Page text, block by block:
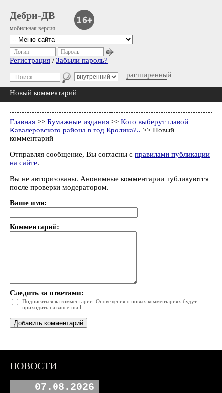
Дебри-ДВ
мобильная версия
расширенный
Логин Пароль
Регистрация / Забыли пароль?
Новый комментарий
Главная >> Бумажные издания >> Кого выберут главой
Кавалеровского района в год Кролика?.. >> Новый
комментарий
Отправляя сообщение, Вы согласны с правилами публикации
на сайте.
Вы не авторизованы. Анонимные комментарии публикуются
после проверки модератором.
Ваше имя:
Комментарий:
Следить за ответами:
Подписаться на комментарии. Оповещения о новых комментариях будут
приходить на ваш e-mail.
НОВОСТИ
07.08.2026